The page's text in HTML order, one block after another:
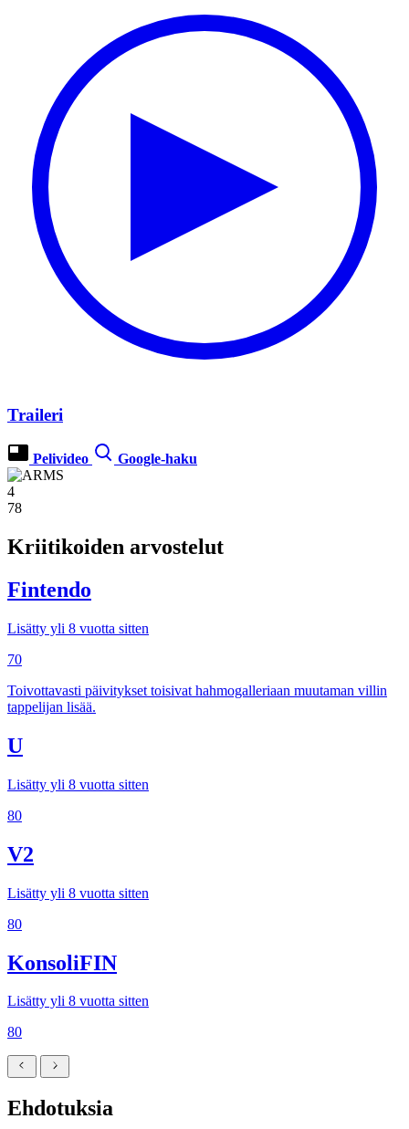
Traileri
Pelivideo Google-haku
4
78
Kriitikoiden arvostelut
Fintendo
Lisätty yli 8 vuotta sitten
70
Toivottavasti päivitykset toisivat hahmogalleriaan muutaman villin
tappelijan lisää.
U
Lisätty yli 8 vuotta sitten
80
V2
Lisätty yli 8 vuotta sitten
80
KonsoliFIN
Lisätty yli 8 vuotta sitten
80
Ehdotuksia